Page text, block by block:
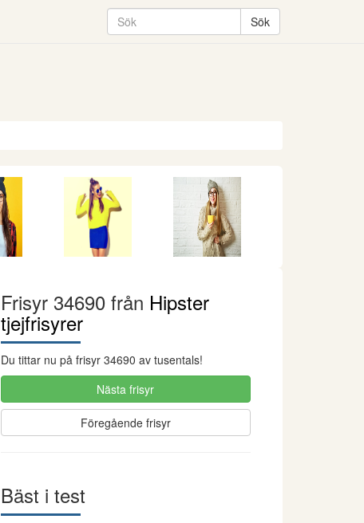
Frisyr 34690 från Hipster
tjejfrisyrer
Du tittar nu på frisyr 34690 av tusentals!
Nästa frisyr
Föregående frisyr
Bäst i test